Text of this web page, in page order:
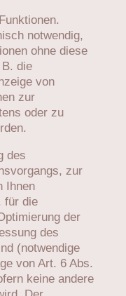
notwendig,
ohne diese
die
von
zur
oder zu
des
zur
Ihnen
für die
der
des
(notwendige
von Art. 6 Abs.
keine andere